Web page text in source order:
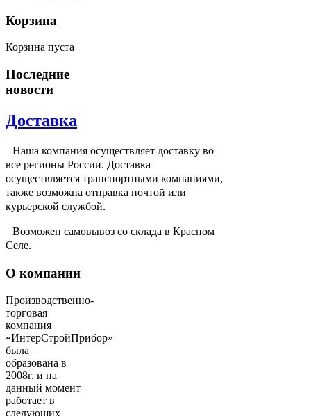
Корзина
Корзина пуста
Последние
новости
Доставка
Наша компания осуществляет доставку во
все регионы России. Доставка
осуществляется транспортными компаниями,
также возможна отправка почтой или
курьерской службой.
Возможен самовывоз со склада в Красном
Селе.
О компании
Производственно-
торговая
компания
«ИнтерСтройПрибор»
была
образована в
2008г. и на
данный момент
работает в
следующих